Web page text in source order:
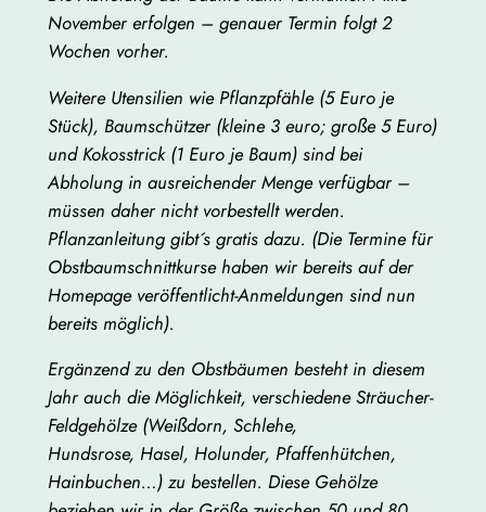
November erfolgen – genauer Termin folgt 2
Wochen vorher.
Weitere Utensilien wie Pflanzpfähle (5 Euro je
Stück), Baumschützer (kleine 3 euro; große 5 Euro)
und Kokosstrick (1 Euro je Baum) sind bei
Abholung in ausreichender Menge verfügbar –
müssen daher nicht vorbestellt werden.
Pflanzanleitung gibt´s gratis dazu. (Die Termine für
Obstbaumschnittkurse haben wir bereits auf der
Homepage veröffentlicht-Anmeldungen sind nun
bereits möglich).
Ergänzend zu den Obstbäumen besteht in diesem
Jahr auch die Möglichkeit, verschiedene Sträucher-
Feldgehölze (Weißdorn, Schlehe,
Hundsrose, Hasel, Holunder, Pfaffenhütchen,
Hainbuchen…) zu bestellen. Diese Gehölze